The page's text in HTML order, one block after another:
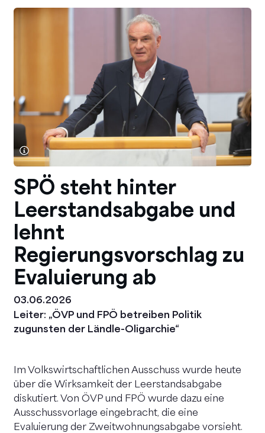
SPÖ steht hinter
Leerstandsabgabe und
lehnt
Regierungsvorschlag zu
Evaluierung ab
03.06.2026
Leiter: „ÖVP und FPÖ betreiben Politik
zugunsten der Ländle-Oligarchie“
Im Volkswirtschaftlichen Ausschuss wurde heute
über die Wirksamkeit der Leerstandsabgabe
diskutiert. Von ÖVP und FPÖ wurde dazu eine
Ausschussvorlage eingebracht, die eine
Evaluierung der Zweitwohnungsabgabe vorsieht.